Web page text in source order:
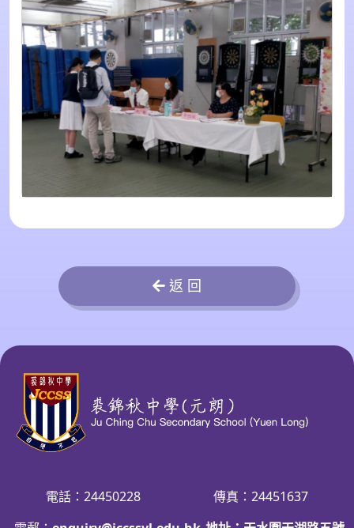
返 回
電話：24450228
傳真：24451637